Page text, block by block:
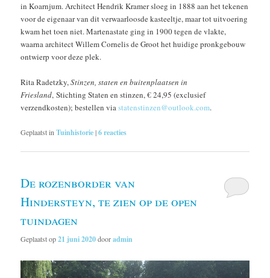
in Koarnjum. Architect Hendrik Kramer sloeg in 1888 aan het tekenen
voor de eigenaar van dit verwaarloosde kasteeltje, maar tot uitvoering
kwam het toen niet. Martenastate ging in 1900 tegen de vlakte,
waarna architect Willem Cornelis de Groot het huidige pronkgebouw
ontwierp voor deze plek.
Rita Radetzky,Stinzen, staten en buitenplaatsen in
Friesland, Stichting Staten en stinzen, € 24,95 (exclusief
verzendkosten); bestellen viastatenstinzen@outlook.com.
Geplaatst inTuinhistorie|6reacties
De rozenborder van
Hindersteyn, te zien op de open
tuindagen
Geplaatst op21 juni 2020dooradmin